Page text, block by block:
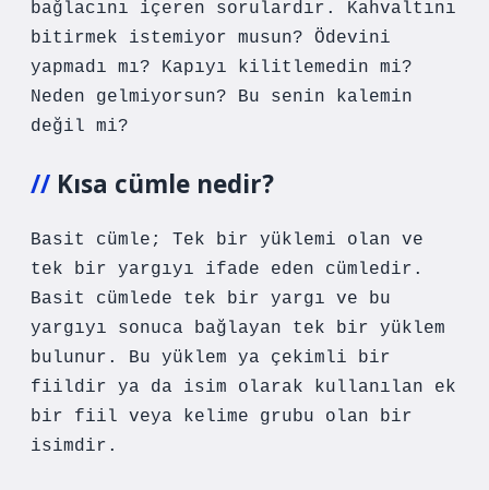
bağlacını içeren sorulardır. Kahvaltını
bitirmek istemiyor musun? Ödevini
yapmadı mı? Kapıyı kilitlemedin mi?
Neden gelmiyorsun? Bu senin kalemin
değil mi?
Kısa cümle nedir?
Basit cümle; Tek bir yüklemi olan ve
tek bir yargıyı ifade eden cümledir.
Basit cümlede tek bir yargı ve bu
yargıyı sonuca bağlayan tek bir yüklem
bulunur. Bu yüklem ya çekimli bir
fiildir ya da isim olarak kullanılan ek
bir fiil veya kelime grubu olan bir
isimdir.